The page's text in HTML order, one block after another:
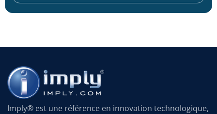
Imply® est une référence en innovation technologique,